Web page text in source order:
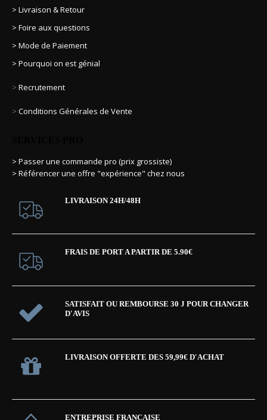
> Livraison & Retour
> Foire aux questions
> Mode de Paiement
> Pourquoi on est génial
> Recrutement
> Conditions Générales de Vente
> Passer une commande pro (prix grossiste)
> Référencer une offre "expérience" chez nous
LIVRAISON 24H/48H
FRAIS DE PORT A PARTIR DE 5.90€
SATISFAIT OU REMBOURSE 30 J POUR CHANGER
D'AVIS
LIVRAISON OFFERTE DES 59,99€ D'ACHAT
ENTREPRISE FRANÇAISE